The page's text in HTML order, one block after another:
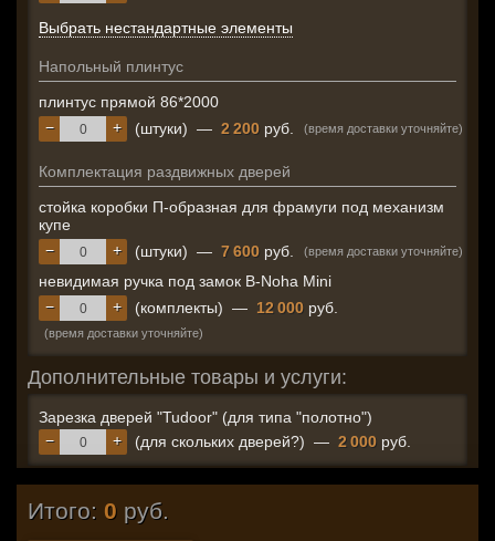
Выбрать нестандартные элементы
Напольный плинтус
плинтус прямой 86*2000
+
− (штуки) — 2 200 руб. (время доставки уточняйте)
Комплектация раздвижных дверей
стойка коробки П-образная для фрамуги под механизм
купе
+
− (штуки) — 7 600 руб. (время доставки уточняйте)
невидимая ручка под замок B-Noha Mini
+
− (комплекты) — 12 000 руб.
(время доставки уточняйте)
Дополнительные товары и услуги:
Зарезка дверей "Tudoor" (для типа "полотно")
+
− (для скольких дверей?) — 2 000 руб.
Итого: 0 руб.